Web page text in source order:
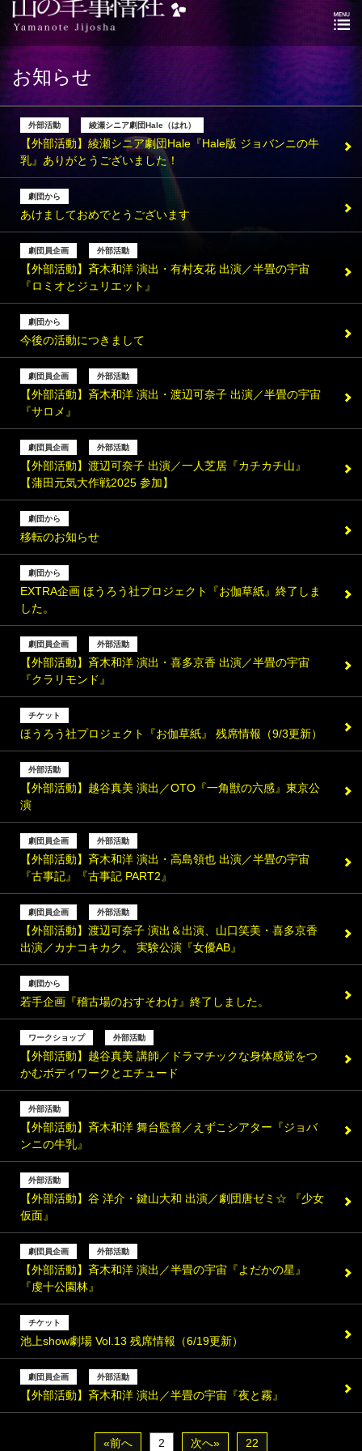
お知らせ
外部活動 綾瀬シニア劇団Hale（はれ）
【外部活動】綾瀬シニア劇団Hale『Hale版 ジョバンニの牛
乳』ありがとうございました！
劇団から
あけましておめでとうございます
劇団員企画 外部活動
【外部活動】斉木和洋 演出・有村友花 出演／半畳の宇宙
『ロミオとジュリエット』
劇団から
今後の活動につきまして
劇団員企画 外部活動
【外部活動】斉木和洋 演出・渡辺可奈子 出演／半畳の宇宙
『サロメ』
劇団員企画 外部活動
【外部活動】渡辺可奈子 出演／一人芝居『カチカチ山』
【蒲田元気大作戦2025 参加】
劇団から
移転のお知らせ
劇団から
EXTRA企画 ほうろう社プロジェクト『お伽草紙』終了しま
した。
劇団員企画 外部活動
【外部活動】斉木和洋 演出・喜多京香 出演／半畳の宇宙
『クラリモンド』
チケット
ほうろう社プロジェクト『お伽草紙』 残席情報（9/3更新）
外部活動
【外部活動】越谷真美 演出／OTO『一角獣の六感』東京公
演
劇団員企画 外部活動
【外部活動】斉木和洋 演出・高島領也 出演／半畳の宇宙
『古事記』『古事記 PART2』
劇団員企画 外部活動
【外部活動】渡辺可奈子 演出＆出演、山口笑美・喜多京香
出演／カナコキカク。 実験公演『女優AB』
劇団から
若手企画『稽古場のおすそわけ』終了しました。
ワークショップ 外部活動
【外部活動】越谷真美 講師／ドラマチックな身体感覚をつ
かむボディワークとエチュード
外部活動
【外部活動】斉木和洋 舞台監督／えずこシアター『ジョバ
ンニの牛乳』
外部活動
【外部活動】谷 洋介・鍵山大和 出演／劇団唐ゼミ☆ 『少女
仮面』
劇団員企画 外部活動
【外部活動】斉木和洋 演出／半畳の宇宙『よだかの星』
『虔十公園林』
チケット
池上show劇場 Vol.13 残席情報（6/19更新）
劇団員企画 外部活動
【外部活動】斉木和洋 演出／半畳の宇宙『夜と霧』
«前へ 2 次へ» 22